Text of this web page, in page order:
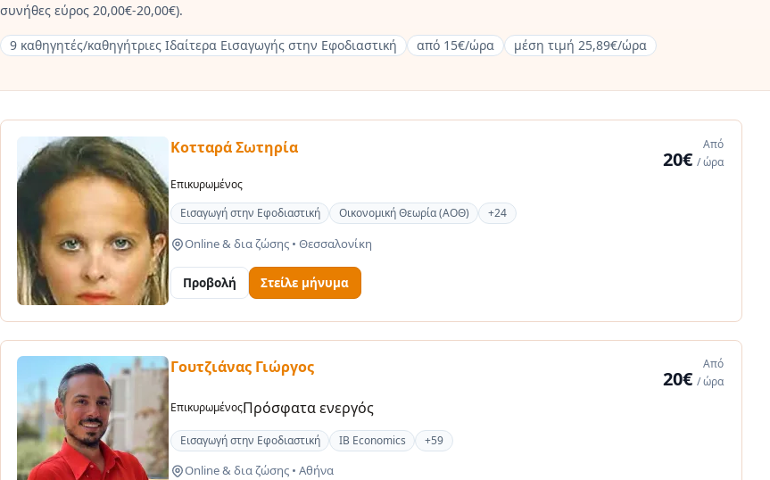
συνήθες εύρος 20,00€-20,00€).
9 καθηγητές/καθηγήτριες Ιδαίτερα Εισαγωγής στην Εφοδιαστική από 15€/ώρα μέση τιμή 25,89€/ώρα
Κοτταρά Σωτηρία Από
20€/ ώρα
Επικυρωμένος
Εισαγωγή στην Εφοδιαστική
Οικονομική Θεωρία (ΑΟΘ) +24
Online & δια ζώσης • Θεσσαλονίκη
Προβολή Στείλε μήνυμα
Γoυτζιάνας Γιώργος Από
20€/ ώρα
ΕπικυρωμένοςΠρόσφατα ενεργός
Εισαγωγή στην Εφοδιαστική IB Economics +59
Online & δια ζώσης • Αθήνα